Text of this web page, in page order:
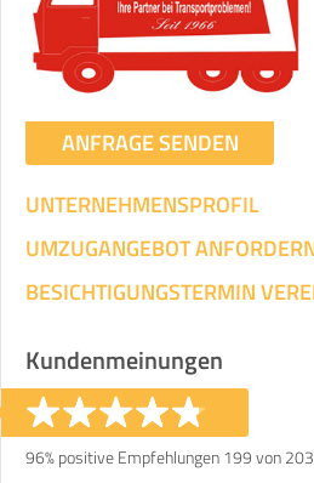
ANFRAGE SENDEN
UNTERNEHMENSPROFIL
UMZUGANGEBOT
BESICHTIGUNGSTERMIN
Kundenmeinungen
96% positive Empfehlungen 199 von 203